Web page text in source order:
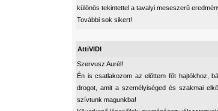
különös tekintettel a tavalyi meseszerű
További sok sikert!
AttiVIDI
Szervusz Aurél!
Én is csatlakozom az előttem főt hajtókhoz,
drogot, amit a személyiséged és szakmai
szívtunk magunkba!